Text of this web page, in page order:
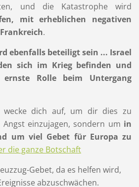
und die Katastrophe wird
mit erheblichen negativen
.
ebenfalls beteiligt sein ... Israel
sich im Krieg befinden und
Rolle beim Untergang
wecke dich auf, um dir dies zu
einzujagen, sondern um in
um viel Gebet für Europa zu
die ganze Botschaft
Gebet, da es helfen wird,
abzuschwächen.